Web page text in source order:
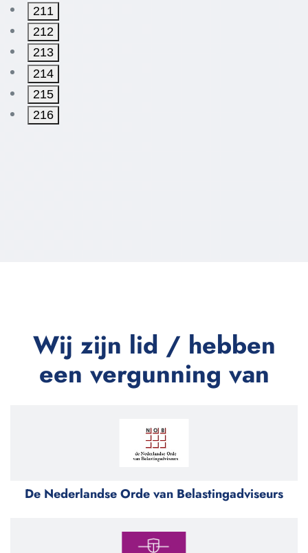
211
212
213
214
215
216
Wij zijn lid / hebben
een vergunning van
De Nederlandse Orde van Belastingadviseurs